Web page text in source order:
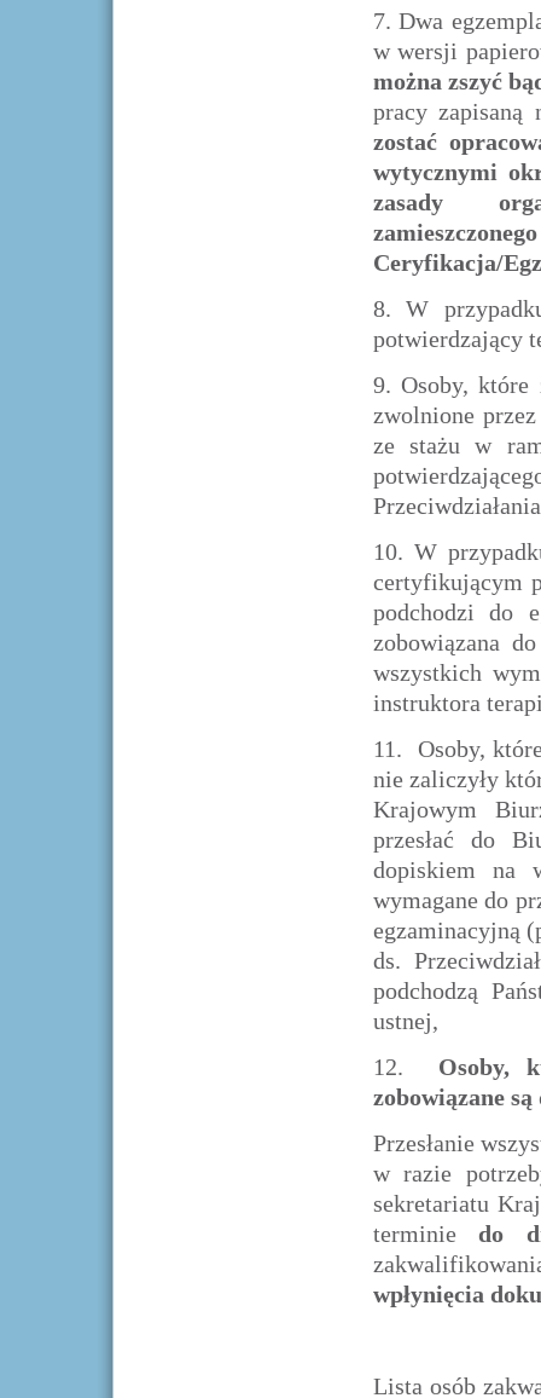
7. Dwa
w wersji
można zszyć
pracy
zostać
wytycznymi
zasady
Ceryfikacja/
8.
W
potwierdzający
9. Osoby, które
zwolnione
ze stażu w
10. W
certyfikującym
podchodzi do
zobowiązana
wszystkich
instruktora
11.
Osoby,
nie zaliczyły
Krajowym
przesłać do
dopiskiem na
wymagane do
egzaminacyjną
ds.
podchodzą
ustnej,
12.
Osoby,
zobowiązane
Przesłanie
w razie
sekretariatu
terminiedo
wpłynięcia
Lista osób